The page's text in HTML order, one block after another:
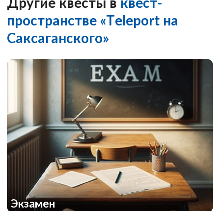
пространстве «Teleport на
Саксаганского»
Экзамен